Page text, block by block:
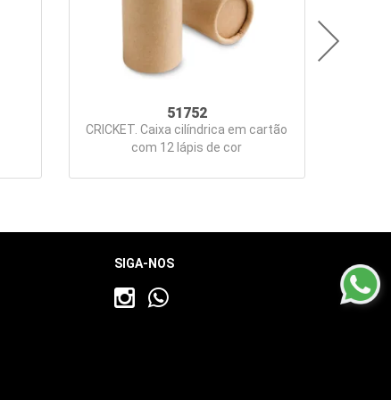
51752
CRICKET. Caixa cilíndrica em cartão
com 12 lápis de cor
SIGA-NOS